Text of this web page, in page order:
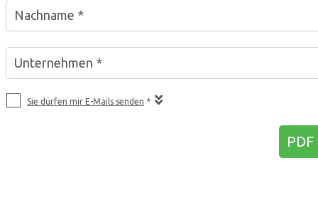
Nachname *
Unternehmen *
Sie dürfen mir E-Mails senden *